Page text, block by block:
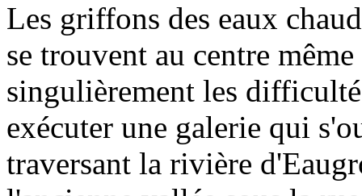
Les griffons des eaux
se trouvent au centre
singulièrement les
exécuter une galerie qui
traversant la rivière